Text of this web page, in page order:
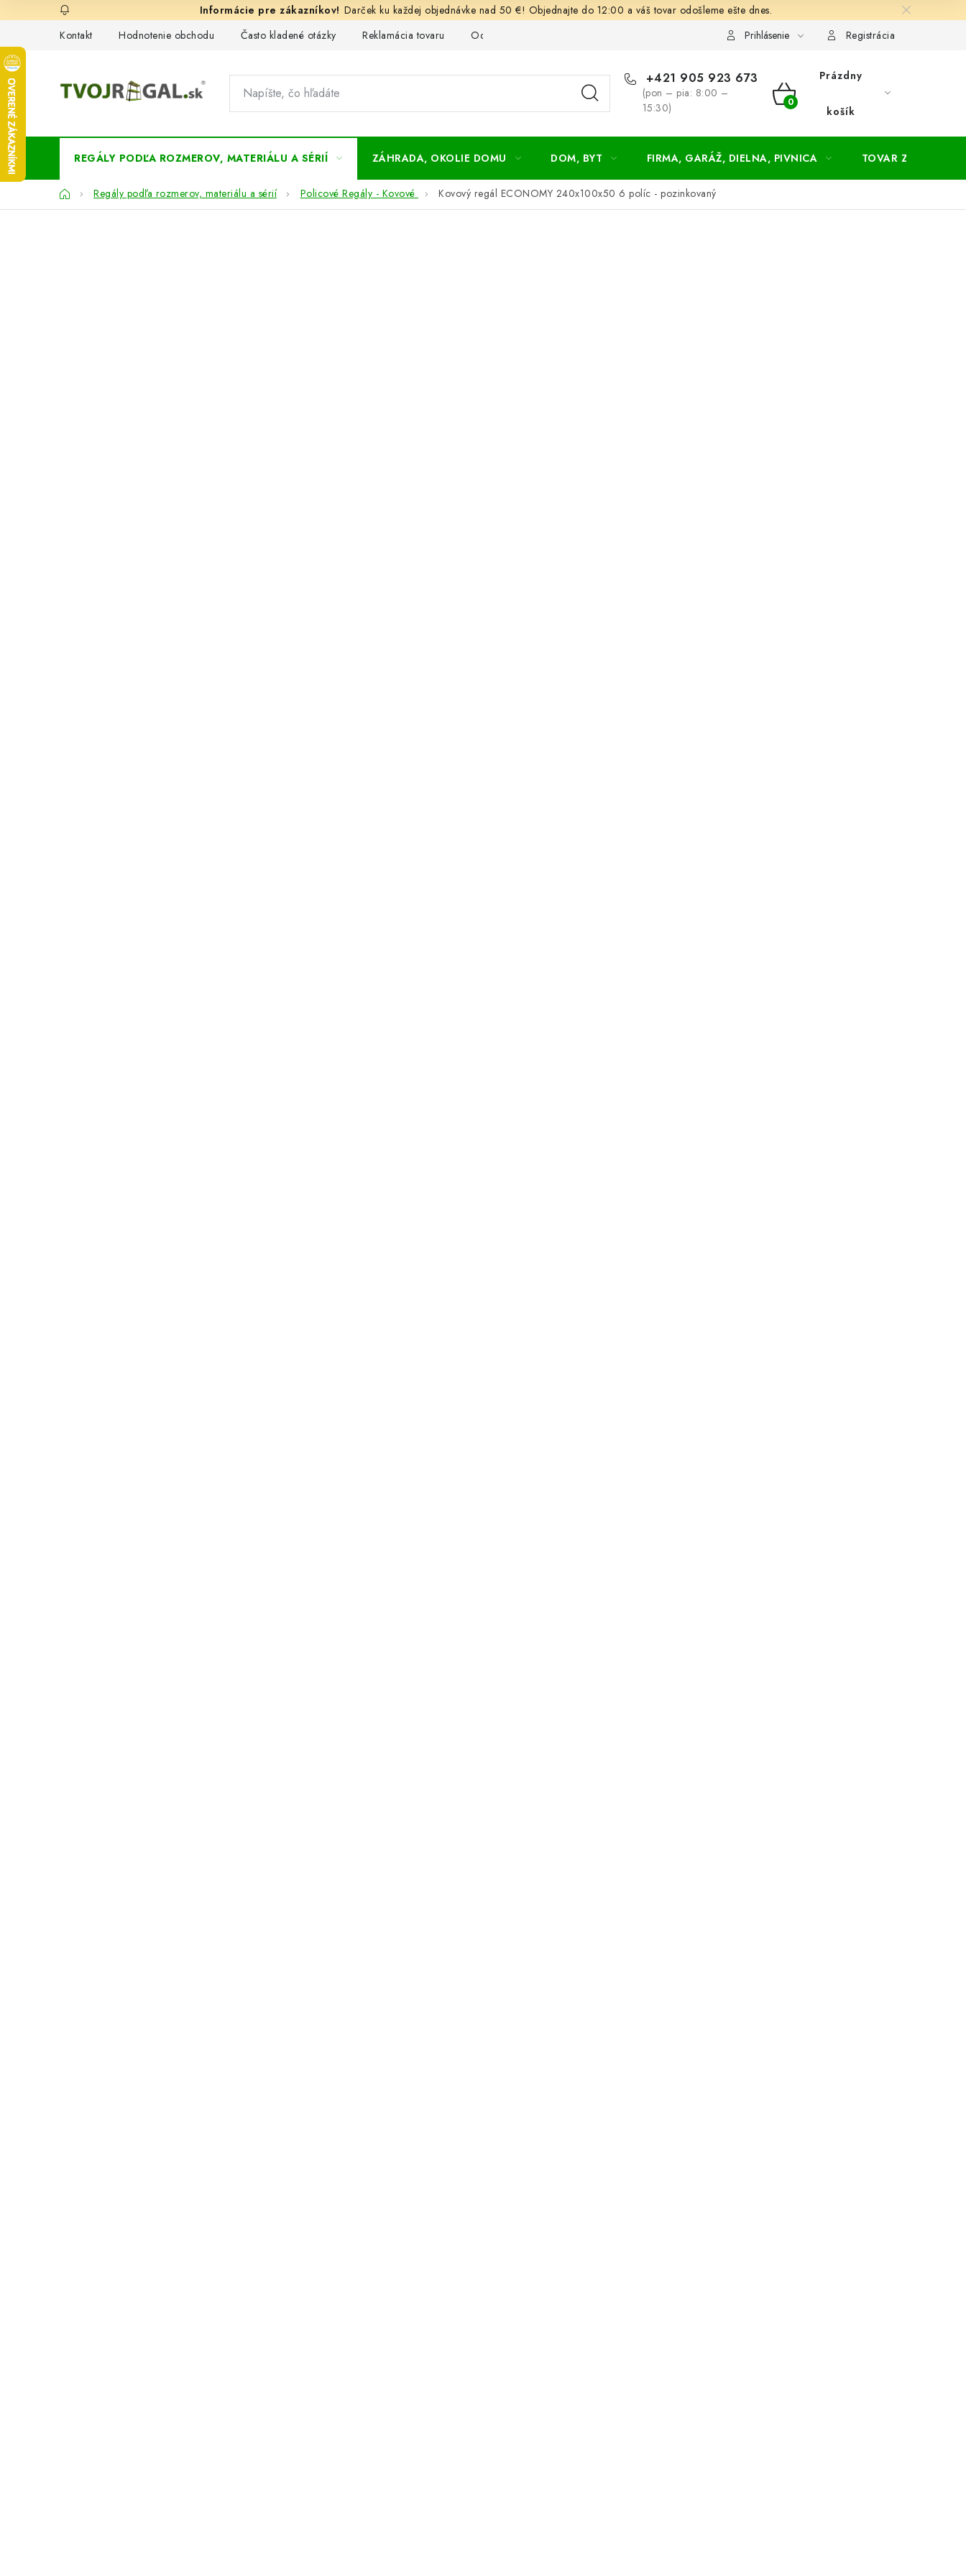
na
Darček ku každej objednávke nad 50 €! Objednajte do 12:00 a váš tovar odošleme ešte dnes.
Kontakt
Hodnotenie obchodu Často kladené otázky Reklamácia tovaru Odstúpenie od kúpnej zmluvy Obchodné a dodacie podmienky Zásady ochrany osobných údajov
Prihlásenie Registrácia
+421 905 923 673
(pon – pia: 8:00 –
15:30)
NÁKUPNÝ
Prázdny
košík
REGÁLY PODĽA ROZMEROV, MATERIÁLU A SÉRIÍ ZÁHRADA, OKOLIE DOMU DOM, BYT FIRMA, GARÁŽ, DIELNA, PIVNICA TOVAR ZA
DomovRegály podľa rozmerov, materiálu a sérií Policové Regály - Kovové Kovový regál ECONOMY 240x100x50 6 políc - pozinkovaný